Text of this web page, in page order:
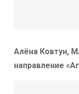
Алёна Ковтун,
направление